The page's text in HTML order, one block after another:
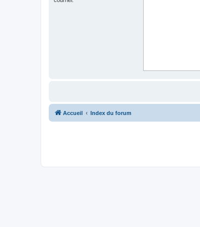
Accueil Index du forum